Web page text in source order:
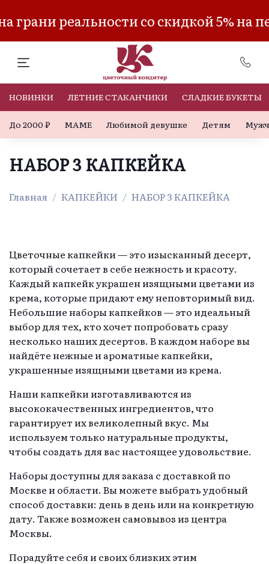
реальности со скидкой 5% на
НОВИНКИ ЛЕТНИЕ СТАКАНЧИКИ СЛАДКИЕ БУКЕТЫ
До 2000 ₽ МАМЕ Любимой девушке Детям
НАБОР 3 КАПКЕЙКА
Главная КАПКЕЙКИ НАБОР 3 КАПКЕЙКА
Цветочные капкейки — это изысканный десерт,
который сочетает в себе нежность и красоту.
Каждый капкейк украшен изящными цветами из
крема, которые придают ему неповторимый вид.
Небольшие наборы капкейков — это идеальный
выбор для тех, кто хочет попробовать сразу
несколько наших десертов. В каждом наборе вы
найдёте нежные и ароматные капкейки,
украшенные изящными цветами из крема.
Наши капкейки изготавливаются из
высококачественных ингредиентов, что
гарантирует их великолепный вкус. Мы
используем только натуральные продукты,
чтобы создать для вас настоящее удовольствие.
Наборы доступны для заказа с доставкой по
Москве и области. Вы можете выбрать удобный
способ доставки: день в день или на конкретную
дату. Также возможен самовывоз из центра
Москвы.
Порадуйте себя и своих близких этим